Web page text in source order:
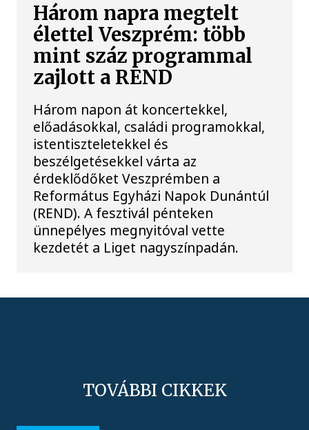
Három napra megtelt
élettel Veszprém: több
mint száz programmal
zajlott a REND
Három napon át koncertekkel,
előadásokkal, családi programokkal,
istentiszteletekkel és
beszélgetésekkel várta az
érdeklődőket Veszprémben a
Református Egyházi Napok Dunántúl
(REND). A fesztivál pénteken
ünnepélyes megnyitóval vette
kezdetét a Liget nagyszínpadán.
TOVÁBBI CIKKEK